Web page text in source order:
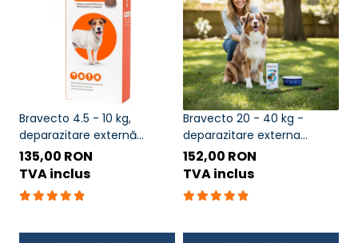
Bravecto 4.5 - 10 kg,
deparazitare externă
pentru câini
135,00 RON
TVA inclus
Bravecto 20 - 40 kg -
deparazitare externa
pentru caini
152,00 RON
TVA inclus